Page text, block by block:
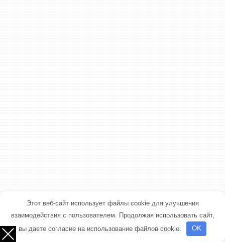
Этот веб-сайт использует файлы cookie для улучшения
взаимодействия с пользователем. Продолжая использовать сайт,
вы даете согласие на использование файлов cookie.
OK